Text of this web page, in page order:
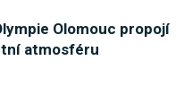
Olomouc propojí
atmosféru